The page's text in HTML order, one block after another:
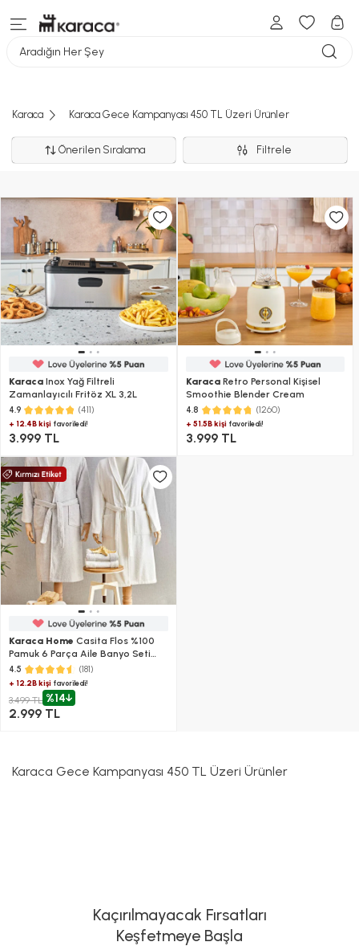
Aradığın Her Şey
Karaca Karaca Gece Kampanyası 450 TL Üzeri Ürünler
Önerilen Sıralama Filtrele
Karaca Inox Yağ Filtreli
Zamanlayıcılı Fritöz XL 3,2L
4.9 (411)
+ 12.4B kişi favoriledi!
3.999 TL
KaracaRetro Personal Kişisel
Smoothie Blender Cream
4.8 (1260)
+ 51.5B kişifavoriledi!
3.999 TL
Karaca Home Casita Flos %100
Pamuk 6 Parça Aile Banyo Seti
Bej-Krem
4.5 (181)
+ 12.2B kişi favoriledi!
3.499 TL %14
2.999 TL
Karaca Gece Kampanyası 450 TL Üzeri Ürünler
Kaçırılmayacak Fırsatları
Keşfetmeye Başla